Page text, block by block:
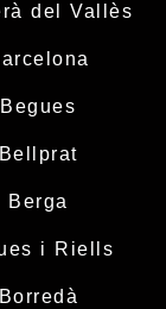
del Vallès
i Riells